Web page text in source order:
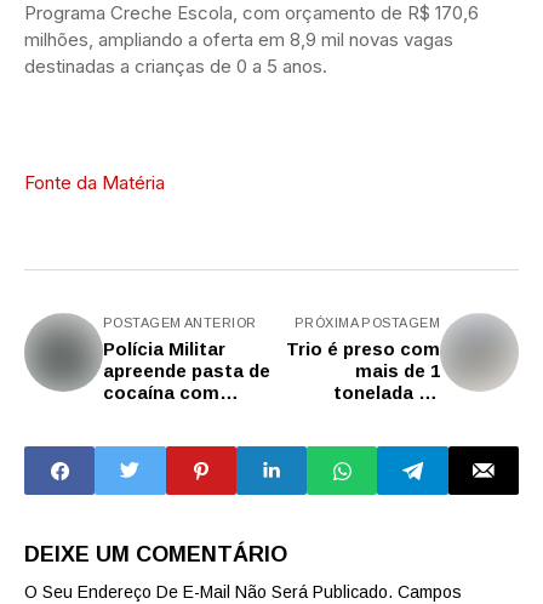
Programa Creche Escola, com orçamento de R$ 170,6
milhões, ampliando a oferta em 8,9 mil novas vagas
destinadas a crianças de 0 a 5 anos.
Fonte da Matéria
POSTAGEM ANTERIOR
Polícia Militar
apreende pasta de
cocaína com
ônibus da capital
PRÓXIMA POSTAGEM
Trio é preso com
mais de 1
tonelada de
interior de São
Paulo
DEIXE UM COMENTÁRIO
O Seu Endereço De E-Mail Não Será Publicado. Campos